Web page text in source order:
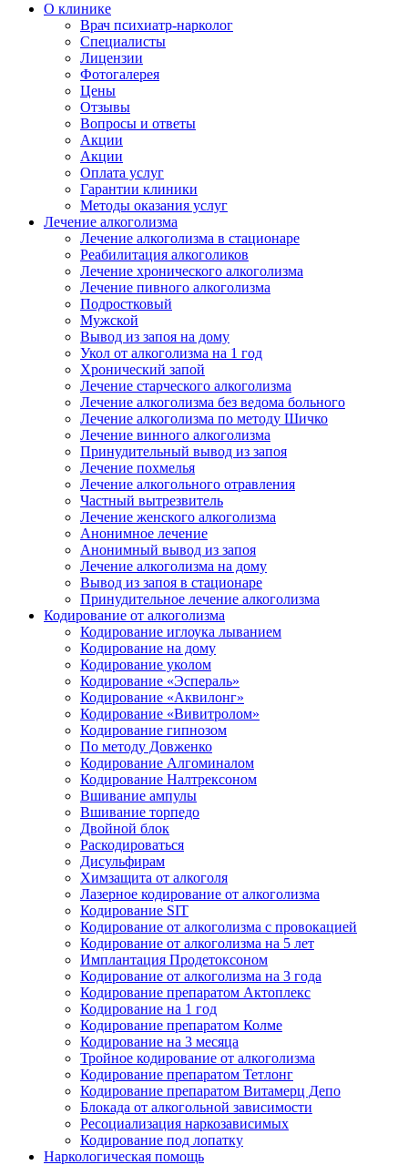
О клинике
Врач психиатр-нарколог
Специалисты
Лицензии
Фотогалерея
Цены
Отзывы
Вопросы и ответы
Акции
Акции
Оплата услуг
Гарантии клиники
Методы оказания услуг
Лечение алкоголизма
Лечение алкоголизма в стационаре
Реабилитация алкоголиков
Лечение хронического алкоголизма
Лечение пивного алкоголизма
Подростковый
Мужской
Вывод из запоя на дому
Укол от алкоголизма на 1 год
Хронический запой
Лечение старческого алкоголизма
Лечение алкоголизма без ведома больного
Лечение алкоголизма по методу Шичко
Лечение винного алкоголизма
Принудительный вывод из запоя
Лечение похмелья
Лечение алкогольного отравления
Частный вытрезвитель
Лечение женского алкоголизма
Анонимное лечение
Анонимный вывод из запоя
Лечение алкоголизма на дому
Вывод из запоя в стационаре
Принудительное лечение алкоголизма
Кодирование от алкоголизма
Кодирование иглоука лыванием
Кодирование на дому
Кодирование уколом
Кодирование «Эспераль»
Кодирование «Аквилонг»
Кодирование «Вивитролом»
Кодирование гипнозом
По методу Довженко
Кодирование Алгоминалом
Кодирование Налтрексоном
Вшивание ампулы
Вшивание торпедо
Двойной блок
Раскодироваться
Дисульфирам
Химзащита от алкоголя
Лазерное кодирование от алкоголизма
Кодирование SIT
Кодирование от алкоголизма с провокацией
Кодирование от алкоголизма на 5 лет
Имплантация Продетоксоном
Кодирование от алкоголизма на 3 года
Кодирование препаратом Актоплекс
Кодирование на 1 год
Кодирование препаратом Колме
Кодирование на 3 месяца
Тройное кодирование от алкоголизма
Кодирование препаратом Тетлонг
Кодирование препаратом Витамерц Депо
Блокада от алкогольной зависимости
Ресоциализация наркозависимых
Кодирование под лопатку
Наркологическая помощь